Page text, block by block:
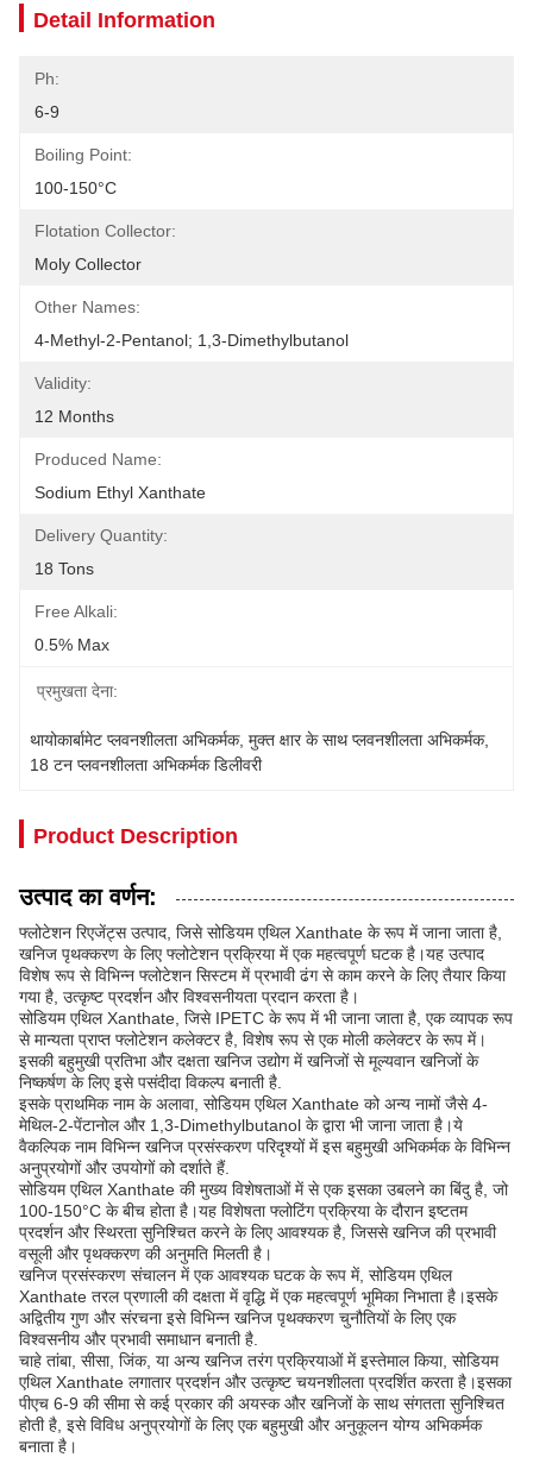
Detail Information
Ph:
6-9
Boiling Point:
100-150°C
Flotation Collector:
Moly Collector
Other Names:
4-Methyl-2-Pentanol; 1,3-Dimethylbutanol
Validity:
12 Months
Produced Name:
Sodium Ethyl Xanthate
Delivery Quantity:
18 Tons
Free Alkali:
0.5% Max
प्रमुखता देना:
थायोकार्बामेट प्लवनशीलता अभिकर्मक, मुक्त क्षार के साथ प्लवनशीलता अभिकर्मक,
18 टन प्लवनशीलता अभिकर्मक डिलीवरी
Product Description
उत्पाद का वर्णन:
फ्लोटेशन रिएजेंट्स उत्पाद, जिसे सोडियम एथिल Xanthate के रूप में जाना जाता है,
खनिज पृथक्करण के लिए फ्लोटेशन प्रक्रिया में एक महत्वपूर्ण घटक है।यह उत्पाद
विशेष रूप से विभिन्न फ्लोटेशन सिस्टम में प्रभावी ढंग से काम करने के लिए तैयार किया
गया है, उत्कृष्ट प्रदर्शन और विश्वसनीयता प्रदान करता है।
सोडियम एथिल Xanthate, जिसे IPETC के रूप में भी जाना जाता है, एक व्यापक रूप
से मान्यता प्राप्त फ्लोटेशन कलेक्टर है, विशेष रूप से एक मोली कलेक्टर के रूप में।
इसकी बहुमुखी प्रतिभा और दक्षता खनिज उद्योग में खनिजों से मूल्यवान खनिजों के
निष्कर्षण के लिए इसे पसंदीदा विकल्प बनाती है.
इसके प्राथमिक नाम के अलावा, सोडियम एथिल Xanthate को अन्य नामों जैसे 4-
मेथिल-2-पेंटानोल और 1,3-Dimethylbutanol के द्वारा भी जाना जाता है।ये
वैकल्पिक नाम विभिन्न खनिज प्रसंस्करण परिदृश्यों में इस बहुमुखी अभिकर्मक के विभिन्न
अनुप्रयोगों और उपयोगों को दर्शाते हैं.
सोडियम एथिल Xanthate की मुख्य विशेषताओं में से एक इसका उबलने का बिंदु है, जो
100-150°C के बीच होता है।यह विशेषता फ्लोटिंग प्रक्रिया के दौरान इष्टतम
प्रदर्शन और स्थिरता सुनिश्चित करने के लिए आवश्यक है, जिससे खनिज की प्रभावी
वसूली और पृथक्करण की अनुमति मिलती है।
खनिज प्रसंस्करण संचालन में एक आवश्यक घटक के रूप में, सोडियम एथिल
Xanthate तरल प्रणाली की दक्षता में वृद्धि में एक महत्वपूर्ण भूमिका निभाता है।इसके
अद्वितीय गुण और संरचना इसे विभिन्न खनिज पृथक्करण चुनौतियों के लिए एक
विश्वसनीय और प्रभावी समाधान बनाती है.
चाहे तांबा, सीसा, जिंक, या अन्य खनिज तरंग प्रक्रियाओं में इस्तेमाल किया, सोडियम
एथिल Xanthate लगातार प्रदर्शन और उत्कृष्ट चयनशीलता प्रदर्शित करता है।इसका
पीएच 6-9 की सीमा से कई प्रकार की अयस्क और खनिजों के साथ संगतता सुनिश्चित
होती है, इसे विविध अनुप्रयोगों के लिए एक बहुमुखी और अनुकूलन योग्य अभिकर्मक
बनाता है।